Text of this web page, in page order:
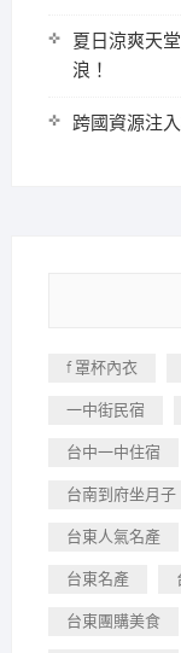
夏日涼爽天
浪！
跨國資源注
f 罩杯內衣
一中街民宿
台中一中住宿
台南到府坐月子
台東人氣名產
台東名產
台東團購美食